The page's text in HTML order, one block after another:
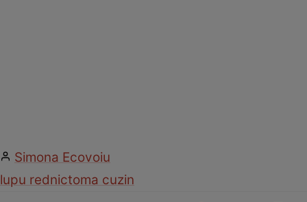
Simona Ecovoiu
lupu rednictoma cuzin